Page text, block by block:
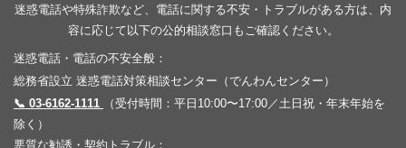
迷惑電話や特殊詐欺など、電話に関する不安・トラブルがある方は、内
容に応じて以下の公的相談窓口もご確認ください。
迷惑電話・電話の不安全般：
総務省設立 迷惑電話対策相談センター（でんわんセンター）
📞 03-6162-1111
（受付時間：平日10:00〜17:00／土日祝・年末年始を
除く）
悪質な勧誘・契約トラブル：